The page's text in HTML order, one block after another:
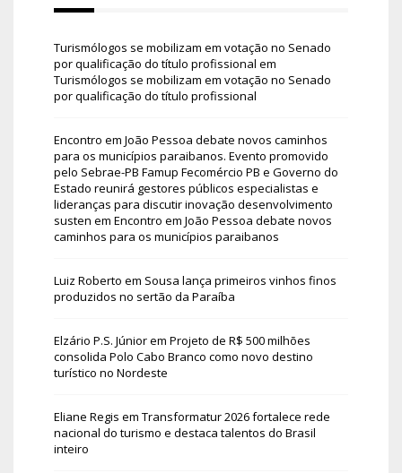
Turismólogos se mobilizam em votação no Senado
por qualificação do título profissional em
Turismólogos se mobilizam em votação no Senado
por qualificação do título profissional
Encontro em João Pessoa debate novos caminhos
para os municípios paraibanos. Evento promovido
pelo Sebrae-PB Famup Fecomércio PB e Governo do
Estado reunirá gestores públicos especialistas e
lideranças para discutir inovação desenvolvimento
susten em Encontro em João Pessoa debate novos
caminhos para os municípios paraibanos
Luiz Roberto em Sousa lança primeiros vinhos finos
produzidos no sertão da Paraíba
Elzário P.S. Júniorem Projeto de R$ 500 milhões
consolida Polo Cabo Branco como novo destino
turístico no Nordeste
Eliane Regis em Transformatur 2026 fortalece rede
nacional do turismo e destaca talentos do Brasil
inteiro